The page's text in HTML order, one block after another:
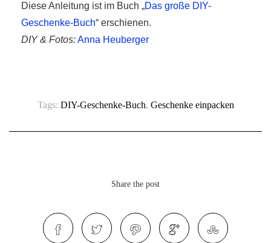
Diese Anleitung ist im Buch „Das große DIY-
Geschenke-Buch“ erschienen.
DIY & Fotos:Anna Heuberger
Tags: DIY-Geschenke-Buch, Geschenke einpacken
Share the post